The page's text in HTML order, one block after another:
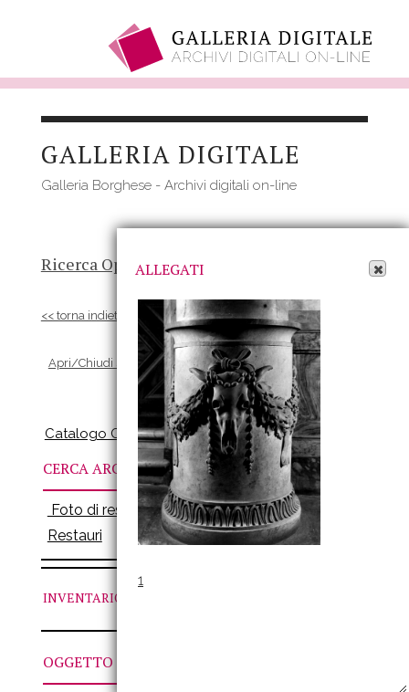
contenutoGALLERIA DIGITALE
Galleria Borghese - Archivi digitali on-line
Ricerca Opere-Risultato
<< torna indietro
Apri/Chiudi scheda Allegati
Catalogo Online
CERCA ARCHIVI
Foto di restauro
Restauri
INVENTARIO
OGGETTO
ALLEGATI
1